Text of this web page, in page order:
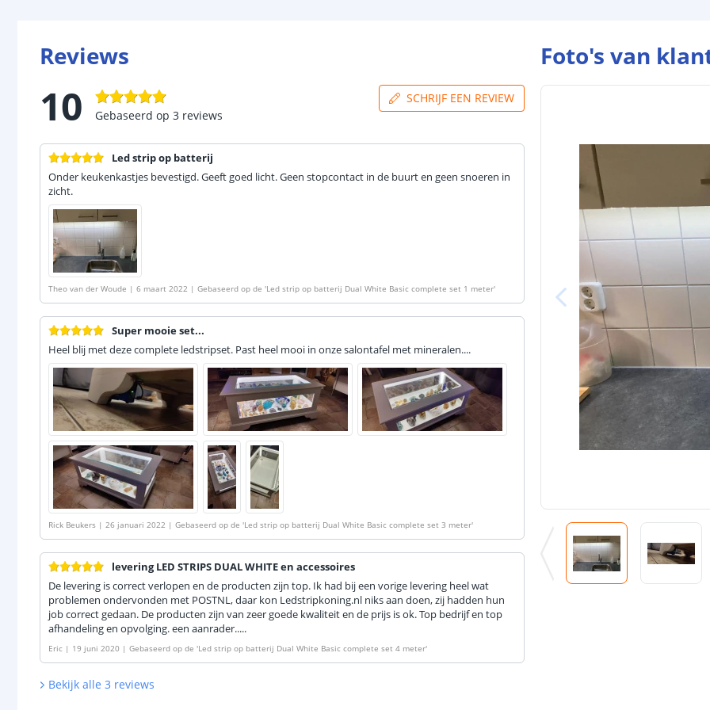
Reviews
10 Gebaseerd op 3 reviews
SCHRIJF EEN REVIEW
Led strip op batterij
Onder keukenkastjes bevestigd. Geeft goed licht. Geen stopcontact in de buurt en geen snoeren in
zicht.
Theo van der Woude | 6 maart 2022 | Gebaseerd op de 'Led strip op batterij Dual White Basic complete set 1 meter'
Super mooie set...
Heel blij met deze complete ledstripset. Past heel mooi in onze salontafel met mineralen....
Rick Beukers | 26 januari 2022 | Gebaseerd op de 'Led strip op batterij Dual White Basic complete set 3 meter'
levering LED STRIPS DUAL WHITE en accessoires
De levering is correct verlopen en de producten zijn top. Ik had bij een vorige levering heel wat
problemen ondervonden met POSTNL, daar kon Ledstripkoning.nl niks aan doen, zij hadden hun
job correct gedaan. De producten zijn van zeer goede kwaliteit en de prijs is ok. Top bedrijf en top
afhandeling en opvolging. een aanrader.....
Eric | 19 juni 2020 | Gebaseerd op de 'Led strip op batterij Dual White Basic complete set 4 meter'
Bekijk alle 3 reviews
Foto's van